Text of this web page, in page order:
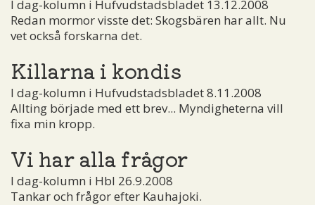
I dag-kolumn i Hufvudstadsbladet 13.12.2008
Redan mormor visste det: Skogsbären har allt. Nu
vet också forskarna det.
Killarna i kondis
I dag-kolumn i Hufvudstadsbladet 8.11.2008
Allting började med ett brev... Myndigheterna vill
fixa min kropp.
Vi har alla frågor
I dag-kolumn i Hbl 26.9.2008
Tankar och frågor efter Kauhajoki.